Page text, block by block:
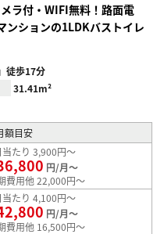
ラ付・WIFI無料！路面電
ションの1LDKバストイレ
徒歩17分
31.41m²
額目安
当たり 3,900円～
円/月～
費用他 22,000円～
当たり 4,100円～
円/月～
費用他 16,500円～